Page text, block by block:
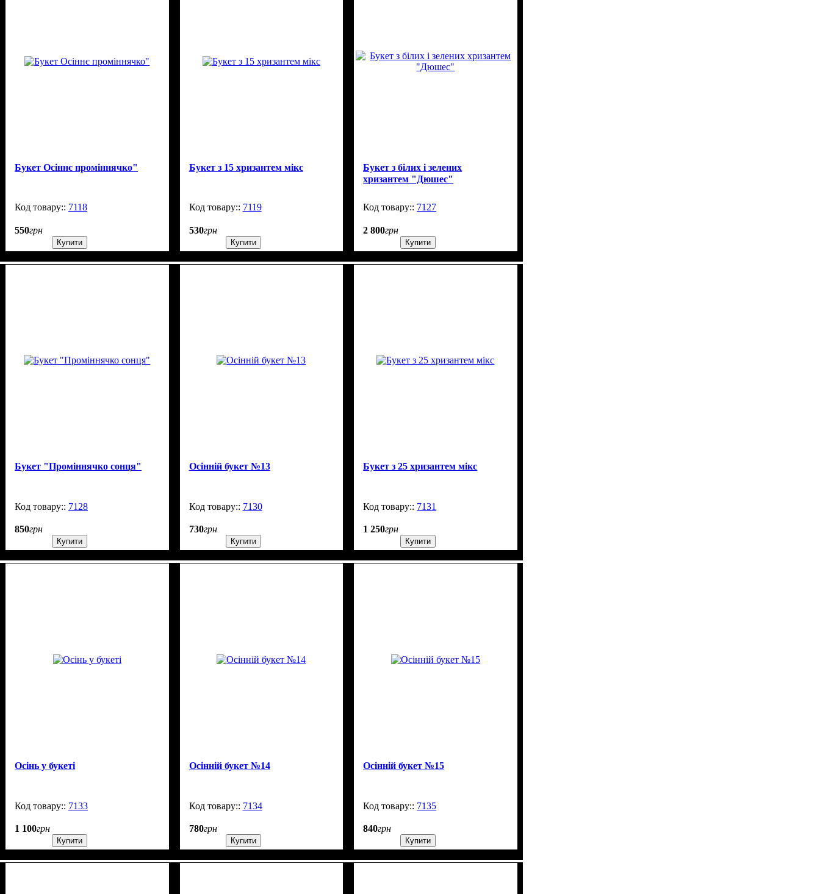
Букет Осіннє проміннячко"
7118
550грн
Купити
Букет з 15 хризантем мікс
7119
530грн
Купити
Букет з білих і зелених
хризантем "Дюшес"
7127
2 800грн
Купити
Букет "Проміннячко сонця"
7128
850грн
Купити
Осінній букет №13
7130
730грн
Купити
Букет з 25 хризантем мікс
7131
1 250грн
Купити
Осінь у букеті
7133
1 100грн
Купити
Осінній букет №14
7134
780грн
Купити
Осінній букет №15
7135
840грн
Купити